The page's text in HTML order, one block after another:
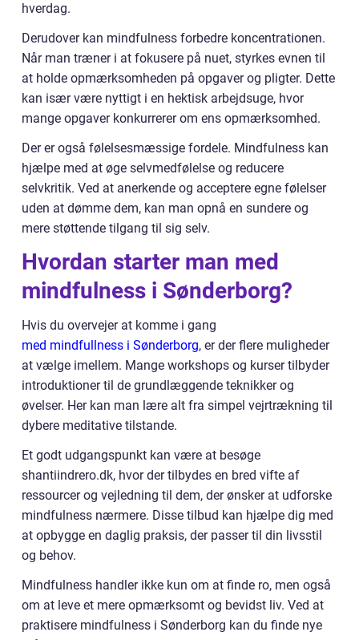
hverdag.
Derudover kan mindfulness forbedre koncentrationen.
Når man træner i at fokusere på nuet, styrkes evnen til
at holde opmærksomheden på opgaver og pligter. Dette
kan især være nyttigt i en hektisk arbejdsuge, hvor
mange opgaver konkurrerer om ens opmærksomhed.
Der er også følelsesmæssige fordele. Mindfulness kan
hjælpe med at øge selvmedfølelse og reducere
selvkritik. Ved at anerkende og acceptere egne følelser
uden at dømme dem, kan man opnå en sundere og
mere støttende tilgang til sig selv.
Hvordan starter man med
mindfulness i Sønderborg?
Hvis du overvejer at komme i gang
med mindfullness i Sønderborg, er der flere muligheder
at vælge imellem. Mange workshops og kurser tilbyder
introduktioner til de grundlæggende teknikker og
øvelser. Her kan man lære alt fra simpel vejrtrækning til
dybere meditative tilstande.
Et godt udgangspunkt kan være at besøge
shantiindrero.dk, hvor der tilbydes en bred vifte af
ressourcer og vejledning til dem, der ønsker at udforske
mindfulness nærmere. Disse tilbud kan hjælpe dig med
at opbygge en daglig praksis, der passer til din livsstil
og behov.
Mindfulness handler ikke kun om at finde ro, men også
om at leve et mere opmærksomt og bevidst liv. Ved at
praktisere mindfulness i Sønderborg kan du finde nye